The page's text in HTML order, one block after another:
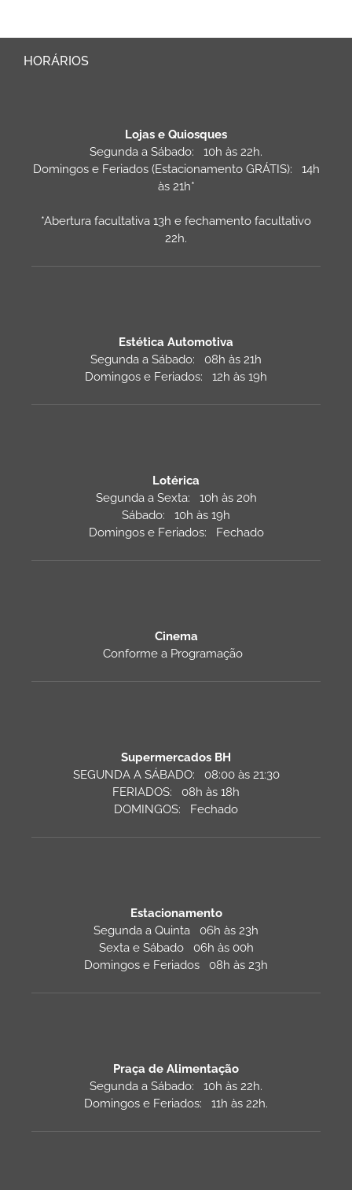
HORÁRIOS
Lojas e Quiosques
Segunda a Sábado: 10h às 22h.
Domingos e Feriados (Estacionamento GRÁTIS): 14h
às 21h*
*Abertura facultativa 13h e fechamento facultativo
22h.
Estética Automotiva
Segunda a Sábado: 08h às 21h
Domingos e Feriados: 12h às 19h
Lotérica
Segunda a Sexta: 10h às 20h
Sábado: 10h às 19h
Domingos e Feriados: Fechado
Cinema
Conforme a Programação
Supermercados BH
SEGUNDA A SÁBADO: 08:00 às 21:30
FERIADOS: 08h às 18h
DOMINGOS: Fechado
Estacionamento
Segunda a Quinta 06h às 23h
Sexta e Sábado 06h às 00h
Domingos e Feriados 08h às 23h
Praça de Alimentação
Segunda a Sábado: 10h às 22h.
Domingos e Feriados: 11h às 22h.